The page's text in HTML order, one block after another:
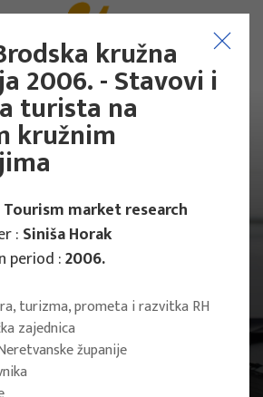
kružna
2006. - Stavovi i
turista na
kružnim
Tourism market research
: Siniša Horak
period :2006.
turizma, prometa i razvitka RH
zajednica
županije